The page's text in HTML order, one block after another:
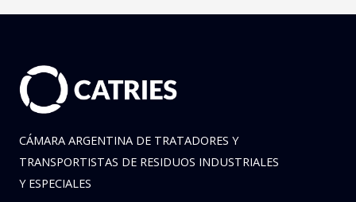
CÁMARA ARGENTINA DE TRATADORES Y
TRANSPORTISTAS DE RESIDUOS INDUSTRIALES
Y ESPECIALES